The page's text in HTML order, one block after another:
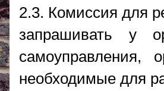
2.3. Комиссия для
запрашивать у
самоуправления,
необходимые для